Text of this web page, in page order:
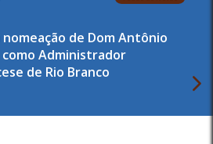
de Dom Antônio
Administrador
de Rio Branco